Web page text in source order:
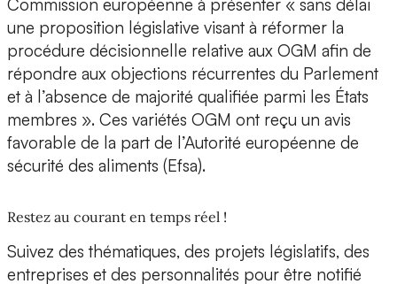
Commission européenne à présenter « sans délai
une proposition législative visant à réformer la
procédure décisionnelle relative aux OGM afin de
répondre aux objections récurrentes du Parlement
et à l’absence de majorité qualifiée parmi les États
membres ». Ces variétés OGM ont reçu un avis
favorable de la part de l’Autorité européenne de
sécurité des aliments (Efsa).
Restez au courant en temps réel !
Suivez des thématiques, des projets législatifs, des
entreprises et des personnalités pour être notifié